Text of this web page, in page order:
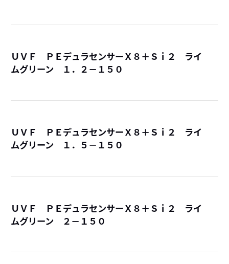
ＵＶＦ ＰＥデュラセンサーＸ８＋Ｓｉ２ ライ
ムグリーン １．２－１５０
ＵＶＦ ＰＥデュラセンサーＸ８＋Ｓｉ２ ライ
ムグリーン １．５－１５０
ＵＶＦ ＰＥデュラセンサーＸ８＋Ｓｉ２ ライ
ムグリーン ２－１５０